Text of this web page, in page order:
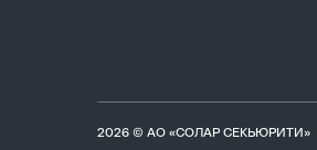
2026 © АО «СОЛАР СЕКЬЮРИТИ»